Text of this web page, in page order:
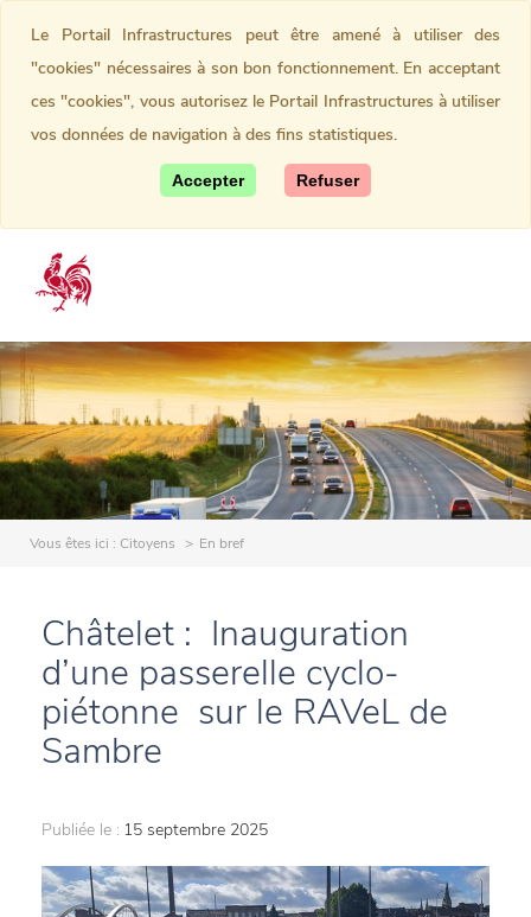
Vous êtes ici : Citoyens En bref
Châtelet : Inauguration
d’une passerelle cyclo-
piétonne sur le RAVeL de
Sambre
Publiée le : 15 septembre 2025
Le Portail Infrastructures peut être amené à utiliser des
"cookies" nécessaires à son bon fonctionnement. En acceptant
ces "cookies", vous autorisez le Portail Infrastructures à utiliser
vos données de navigation à des fins statistiques.
Accepter Refuser